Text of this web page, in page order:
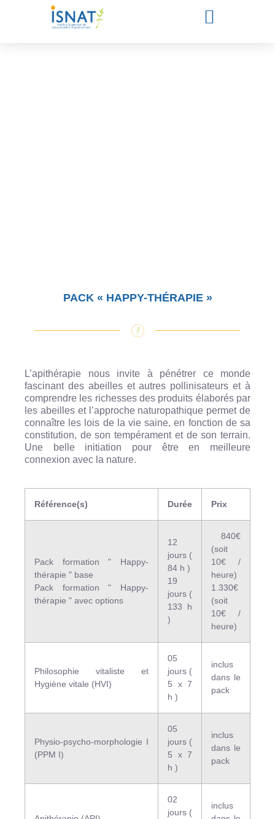
PACK « HAPPY-THÉRAPIE »
L’apithérapie nous invite à pénétrer ce monde
fascinant des abeilles et autres pollinisateurs et à
comprendre les richesses des produits élaborés par
les abeilles et l’approche naturopathique permet de
connaître les lois de la vie saine, en fonction de sa
constitution, de son tempérament et de son terrain.
Une belle initiation pour être en meilleure
connexion avec la nature.
Référence(s) Durée Prix
Pack formation " Happy-
thérapie " base
Pack formation " Happy-
thérapie " avec options
12
jours (
84 h )
19
jours (
133 h
)
840€
(soit
10€ /
heure)
1.330€
(soit
10€ /
heure)
Philosophie vitaliste et
Hygiène vitale (HVI)
05
jours (
5 x 7
h )
inclus
dans le
pack
Physio-psycho-morphologie I
(PPM I)
05
jours (
5 x 7
h )
inclus
dans le
pack
02
jours (
inclus